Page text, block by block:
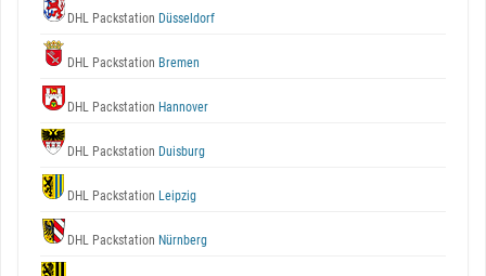
DHL Packstation Düsseldorf
DHL Packstation Bremen
DHL Packstation Hannover
DHL Packstation Duisburg
DHL Packstation Leipzig
DHL Packstation Nürnberg